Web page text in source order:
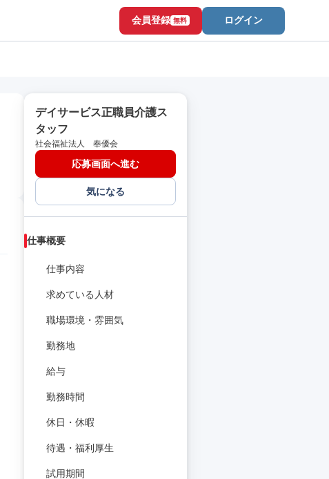
会員登録 無料 ログイン
デイサービス正職員介護ス
タッフ
社会福祉法人 奉優会
応募画面へ進む
気になる
仕事概要
仕事内容
求めている人材
職場環境・雰囲気
勤務地
給与
勤務時間
休日・休暇
待遇・福利厚生
試用期間